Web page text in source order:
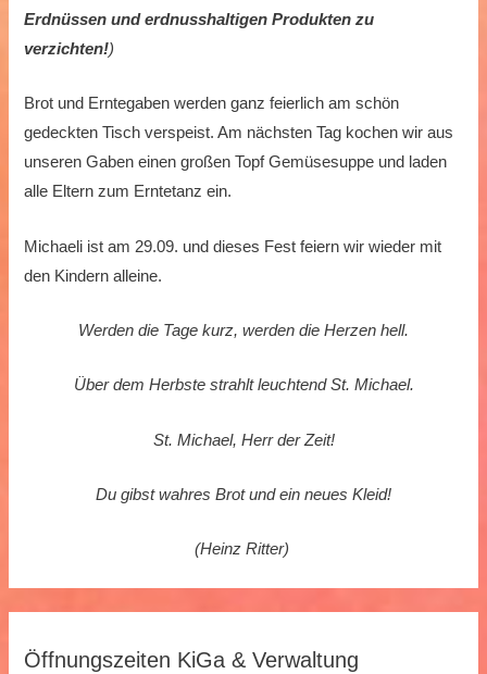
Erdnüssen und erdnusshaltigen Produkten zu
verzichten!)
Brot und Erntegaben werden ganz feierlich am schön
gedeckten Tisch verspeist. Am nächsten Tag kochen wir aus
unseren Gaben einen großen Topf Gemüsesuppe und laden
alle Eltern zum Erntetanz ein.
Michaeli ist am 29.09. und dieses Fest feiern wir wieder mit
den Kindern alleine.
Werden die Tage kurz, werden die Herzen hell.
Über dem Herbste strahlt leuchtend St. Michael.
St. Michael, Herr der Zeit!
Du gibst wahres Brot und ein neues Kleid!
(Heinz Ritter)
Öffnungszeiten KiGa & Verwaltung